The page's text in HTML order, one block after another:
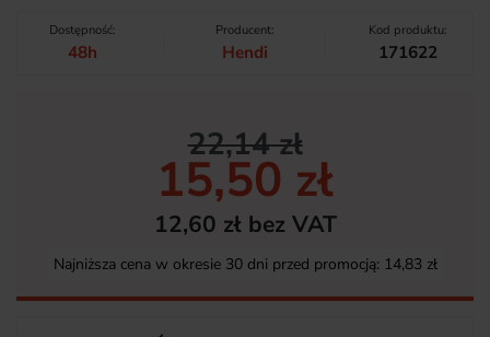
Dostępność:
48h
Producent:
Hendi
Kod produktu:
171622
22,14 zł
15,50 zł
12,60 zł bez VAT
Najniższa cena w okresie 30 dni przed promocją: 14,83 zł